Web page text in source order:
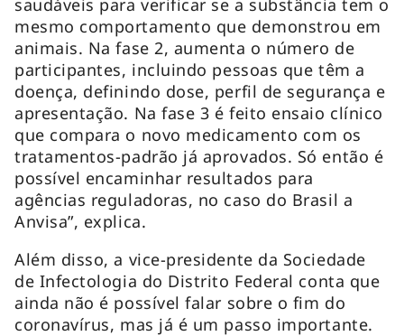
mesmo comportamento que demonstrou em
animais. Na fase 2, aumenta o número de
participantes, incluindo pessoas que têm a
doença, definindo dose, perfil de segurança e
apresentação. Na fase 3 é feito ensaio clínico
que compara o novo medicamento com os
tratamentos-padrão já aprovados. Só então é
possível encaminhar resultados para
agências reguladoras, no caso do Brasil a
Anvisa”, explica.
Além disso, a vice-presidente da Sociedade
de Infectologia do Distrito Federal conta que
ainda não é possível falar sobre o fim do
coronavírus, mas já é um passo importante.